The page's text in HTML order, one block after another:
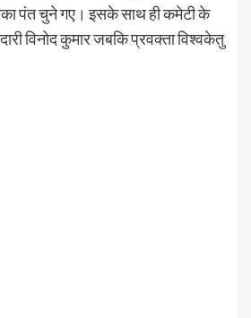
पंत चुने गए। इसके साथ ही कमेटी के
विनोद कुमार जबकि प्रवक्ता विश्वकेतु